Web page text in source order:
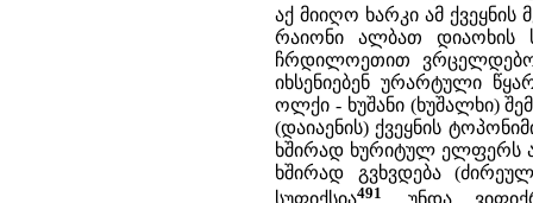
აქ მიიღო ხარკი ამ ქვეყნის
რაიონი ალბათ დიაოხის
ჩრდილოეთით
იხსენიებენ ურარტული
ოლქი - ხუშანი (ხუშალხი)
(დაიაენის) ქვეყნის
ხშირად ხურიტულ ელფერს
ხშირად გვხვდება
491